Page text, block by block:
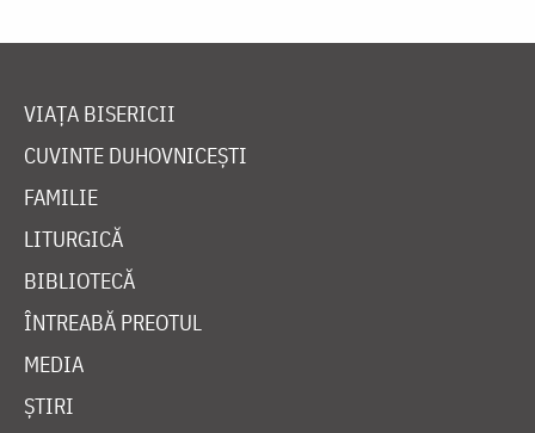
VIAȚA BISERICII
CUVINTE DUHOVNICEȘTI
FAMILIE
LITURGICĂ
BIBLIOTECĂ
ÎNTREABĂ PREOTUL
MEDIA
ȘTIRI